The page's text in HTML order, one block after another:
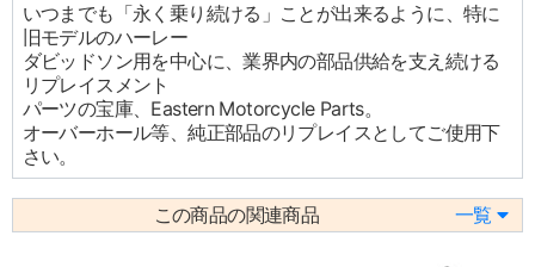
いつまでも「永く乗り続ける」ことが出来るように、特に
旧モデルのハーレー
ダビッドソン用を中心に、業界内の部品供給を支え続ける
リプレイスメント
パーツの宝庫、Eastern Motorcycle Parts。
オーバーホール等、純正部品のリプレイスとしてご使用下
さい。
この商品の関連商品 一覧